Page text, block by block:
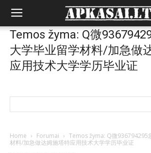
Temos žyma: Q微
大学毕业留学材料/加急做
应用技术大学学历毕业证
Home › Forumai › Temos žyma: Q微936794295
材料/加急做达姆施塔特应用技术大学学历毕业证